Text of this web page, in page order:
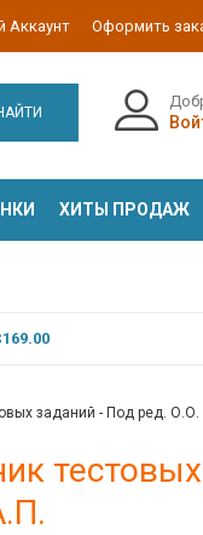
Аккаунт Оформить
ХИТЫ ПРОДАЖ
заданий - Под ред.